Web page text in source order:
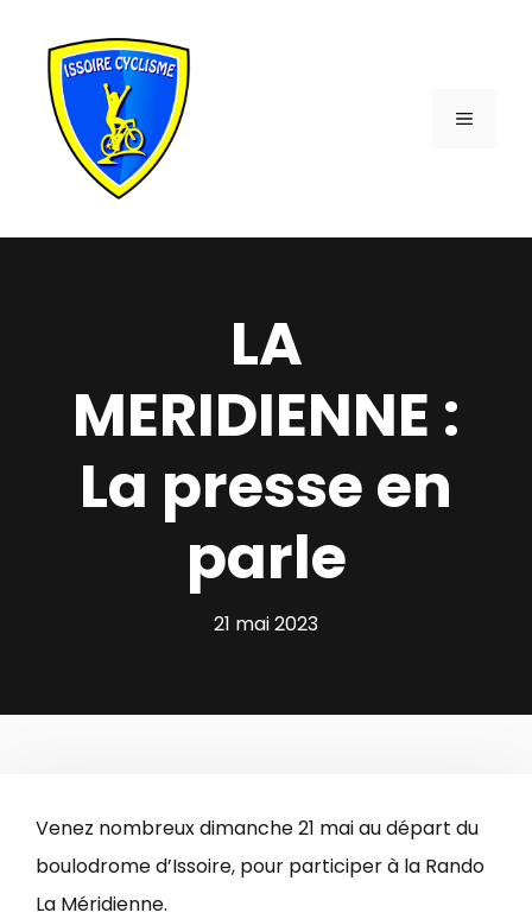
contenu
MENU
LA
MERIDIENNE :
La presse en
parle
21 mai 2023
Venez nombreux dimanche 21 mai au départ du
boulodrome d’Issoire, pour participer à la Rando
La Méridienne.